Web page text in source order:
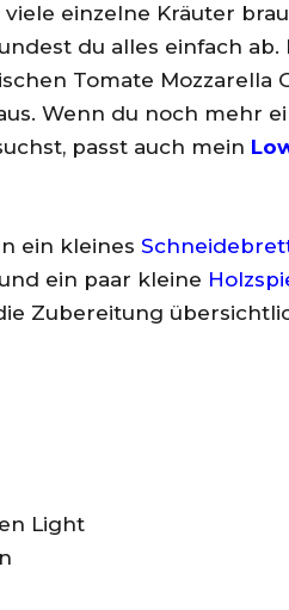
einzelne Kräuter
du alles einfach ab.
Tomate Mozzarella
Wenn du noch mehr
passt auch mein
ein kleines
ein paar kleine
Zubereitung
Light